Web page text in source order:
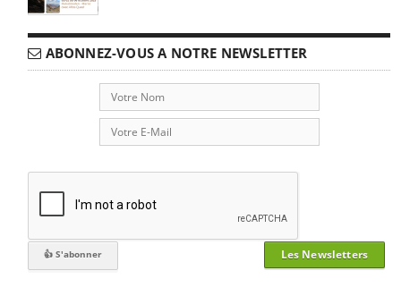
ABONNEZ-VOUS A NOTRE NEWSLETTER
Les Newsletters